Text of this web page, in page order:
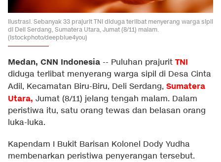
Ilustrasi. Sebanyak 33 prajurit TNI diduga terlibat menyerang warga sipil
di Deli Serdang, Sumatera Utara, Jumat (8/11) malam.
(Istockphoto/deepblue4you)
Medan, CNN Indonesia -- Puluhan prajurit TNI
diduga terlibat menyerang warga sipil di Desa Cinta
Adil, Kecamatan Biru-Biru, Deli Serdang, Sumatera
Utara, Jumat (8/11) jelang tengah malam. Dalam
peristiwa itu, satu orang tewas dan belasan orang
luka-luka.
Kapendam I Bukit Barisan Kolonel Dody Yudha
membenarkan peristiwa penyerangan tersebut.